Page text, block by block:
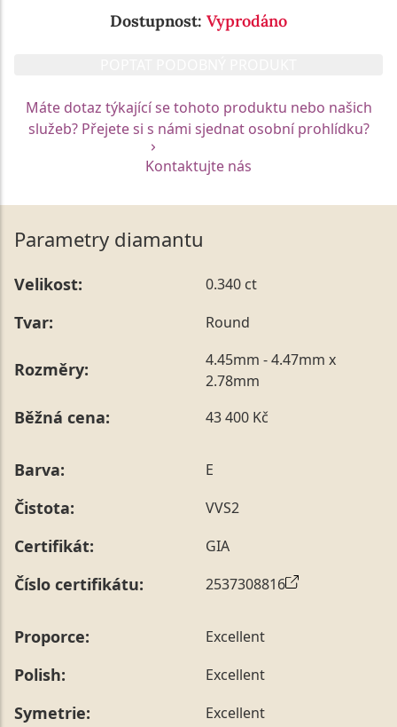
Dostupnost: Vyprodáno
Máte dotaz týkající se tohoto produktu nebo našich
služeb? Přejete si s námi sjednat osobní prohlídku?
Kontaktujte nás
Parametry diamantu
Velikost: 0.340 ct
Tvar: Round
Rozměry:
4.45mm - 4.47mm x
2.78mm
Běžná cena: 43 400 Kč
Barva: E
Čistota: VVS2
Certifikát: GIA
Číslo certifikátu: 2537308816
Proporce: Excellent
Polish: Excellent
Symetrie: Excellent